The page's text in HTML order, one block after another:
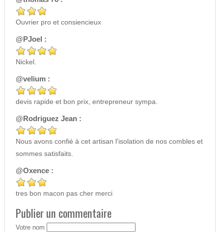
Ouvrier pro et consiencieux
@PJoel :
Nickel.
@velium :
devis rapide et bon prix, entrepreneur sympa.
@Rodriguez Jean :
Nous avons confié à cet artisan l'isolation de nos combles et
sommes satisfaits.
@Oxence :
tres bon macon pas cher merci
Publier un commentaire
Votre nom